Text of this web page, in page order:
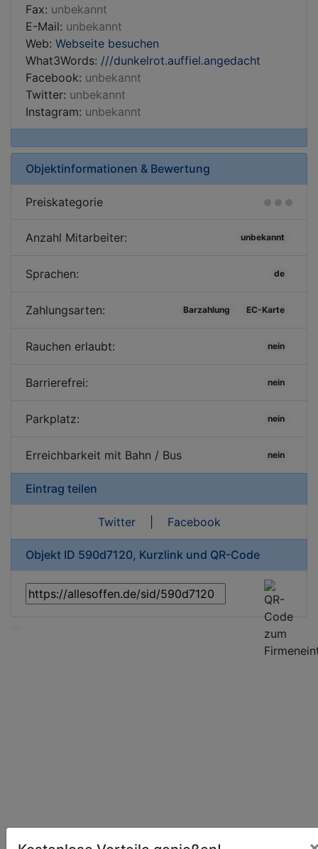
Fax: unbekannt
E-Mail: unbekannt
Web: Webseite besuchen
What3Words: ///dunkelrot.auffiel.angedacht
Facebook: unbekannt
Twitter: unbekannt
Instagram: unbekannt
Objektinformationen & Bewertung
Preiskategorie
Anzahl Mitarbeiter: unbekannt
Sprachen: de
Zahlungsarten: Barzahlung EC-Karte
Rauchen erlaubt: nein
Barrierefrei: nein
Parkplatz: nein
Erreichbarkeit mit Bahn / Bus nein
Eintrag teilen
Twitter| Facebook
Objekt ID 590d7120, Kurzlink und QR-Code